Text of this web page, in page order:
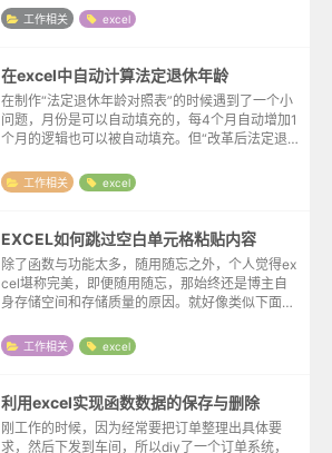
名称汇总到目录表，并在分表添加返回目录的按
钮。这几天尝试...
工作相关 excel
在excel中自动计算法定退休年龄
在制作“法定退休年龄对照表”的时候遇到了一个小
问题，月份是可以自动填充的，每4个月自动增加1
个月的逻辑也可以被自动填充。但“改革后法定退
动填充就不可取了。改革后法定退休年龄“改革后
法定退休年...
工作相关 excel
EXCEL如何跳过空白单元格粘贴内容
除了函数与功能太多，随用随忘之外，个人觉得ex
cel堪称完美，即便随用随忘，那始终还是博主自
身存储空间和存储质量的原因。就好像类似下面的
元格内。明明是曾经操作过的，但如何解决的却一
下又想不起...
工作相关 excel
利用excel实现函数数据的保存与删除
刚工作的时候，因为经常要把订单整理出具体要
求，然后下发到车间，所以diy了一个订单系统，